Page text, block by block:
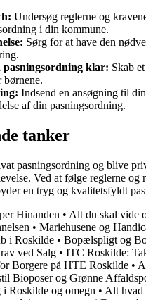
Undersøg reglerne og
i din kommune.
Sørg for at have den
pasningsordning klar: Skab
Indsend en ansøgning til
af din pasningsordning.
tanker
pasningsordning og blive
Ved at følge reglerne og
en tryg og kvalitetsfyldt
Hinanden • Alt du skal vide
• Mariehusene og
i Roskilde • Bopælspligt og
ved Salg • ITC Roskilde:
Borgere på HTE Roskilde •
Bioposer og Grønne
Roskilde og omegn • Alt hvad